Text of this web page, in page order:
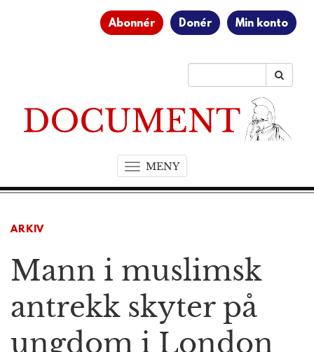
Abonnér Donér Min konto
MENYT
o
n
a
i
a
ARKIV
Mann i muslimsk
antrekk skyter på
ungdom i London